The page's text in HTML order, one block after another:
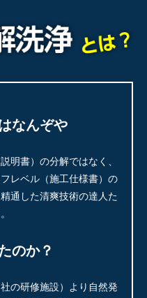
なんぞや
明書）の分解ではなく、
レベル（施工仕様書）の
通した清爽技術の達人た
のか？
の研修施設）より自然発